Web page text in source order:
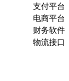
支付平台
电商平台
财务软件
物流接口